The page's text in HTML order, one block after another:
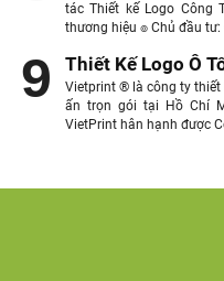
tác Thiết kế Logo Công
thương hiệu ๏ Chủ đầu tư:
Thiết Kế Logo Ô
Vietprint ® là công ty thiết
ấn trọn gói tại Hồ Chí
VietPrint hân hạnh được